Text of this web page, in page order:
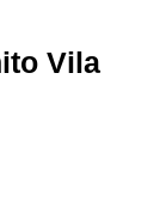
Vila